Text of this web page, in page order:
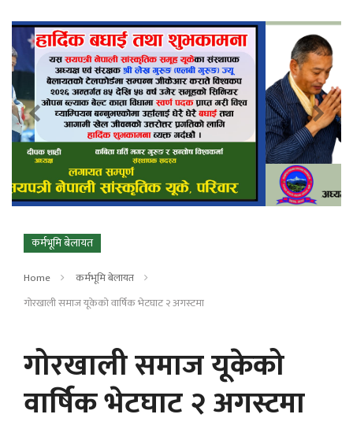
कर्मभूमि बेलायत
Home
कर्मभूमि बेलायत
गोरखाली समाज यूकेको वार्षिक भेटघाट २ अगस्टमा
गोरखाली समाज यूकेको
वार्षिक भेटघाट २ अगस्टमा